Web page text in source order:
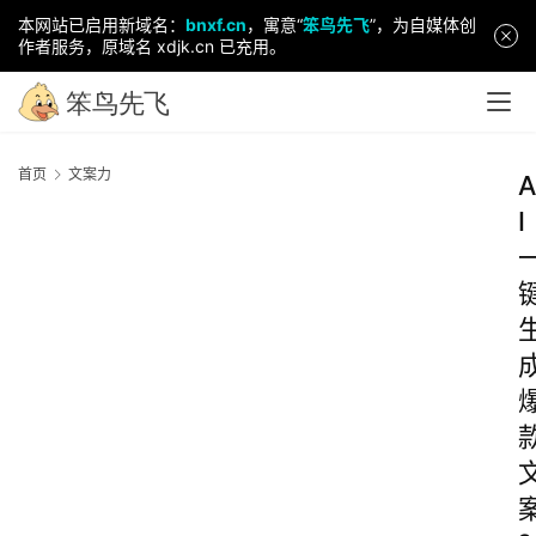
本网站已启用新域名： bnxf.cn，寓意“笨鸟先飞”，为自媒体创
作者服务，原域名 xdjk.cn 已充用。
首页 文案力
A
I